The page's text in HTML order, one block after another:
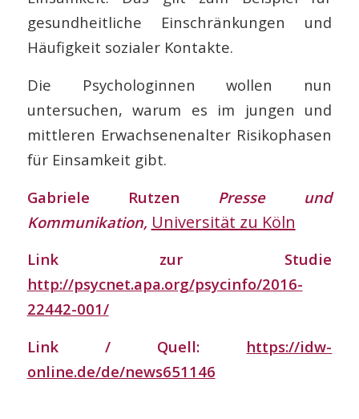
gesundheitliche Einschränkungen und
Häufigkeit sozialer Kontakte.
Die Psychologinnen wollen nun
untersuchen, warum es im jungen und
mittleren Erwachsenenalter Risikophasen
für Einsamkeit gibt.
Gabriele Rutzen Presse und
Kommunikation, Universität zu Köln
Link zur Studie
http://psycnet.apa.org/psycinfo/2016-
22442-001/
Link / Quell: https://idw-
online.de/de/news651146